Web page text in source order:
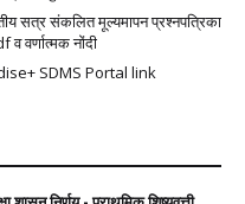
सत्र संकलित मूल्यमापन प्रश्नपत्रिका
व वर्णात्मक नोंदी
SDMS Portal link